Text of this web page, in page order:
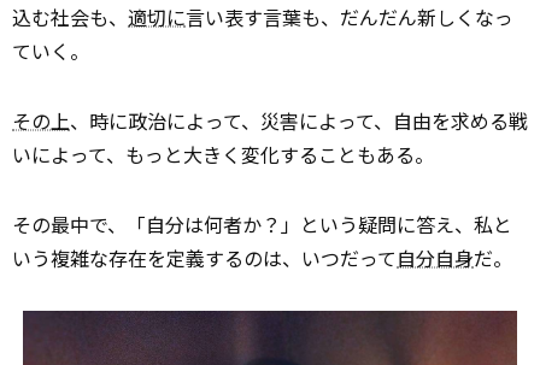
込む社会も、 適切に言い表す言葉も、だんだん新しくなっ
ていく。
その上、時に政治によって、災害によって、自由を求める戦
いによって、もっと大きく変化することもある。
その最中で、「自分は何者か？」という疑問に答え、私と
いう複雑な存在を定義するのは、いつだって自分自身だ。